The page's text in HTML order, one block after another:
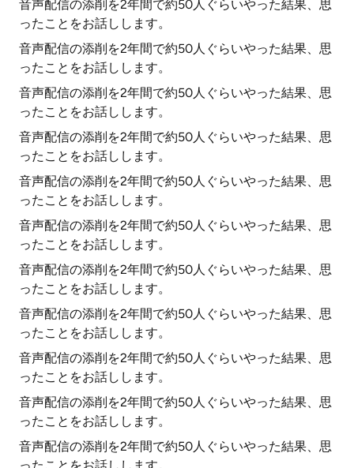
音声配信の添削を2年間で約50人ぐらいやった結果、思
ったことをお話しします。
音声配信の添削を2年間で約50人ぐらいやった結果、思
ったことをお話しします。
音声配信の添削を2年間で約50人ぐらいやった結果、思
ったことをお話しします。
音声配信の添削を2年間で約50人ぐらいやった結果、思
ったことをお話しします。
音声配信の添削を2年間で約50人ぐらいやった結果、思
ったことをお話しします。
音声配信の添削を2年間で約50人ぐらいやった結果、思
ったことをお話しします。
音声配信の添削を2年間で約50人ぐらいやった結果、思
ったことをお話しします。
音声配信の添削を2年間で約50人ぐらいやった結果、思
ったことをお話しします。
音声配信の添削を2年間で約50人ぐらいやった結果、思
ったことをお話しします。
音声配信の添削を2年間で約50人ぐらいやった結果、思
ったことをお話しします。
音声配信の添削を2年間で約50人ぐらいやった結果、思